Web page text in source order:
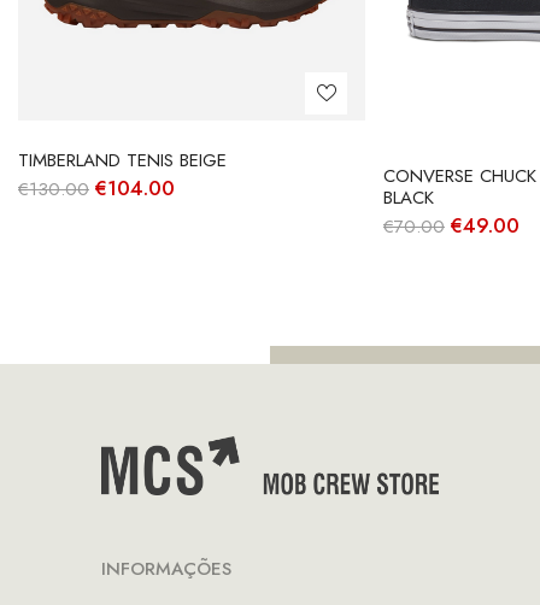
TIMBERLAND TENIS BEIGE
€130.00 O
€104.00
CONVERSE
BLACK
€70.00 O
€49.00
INFORMAÇÕES